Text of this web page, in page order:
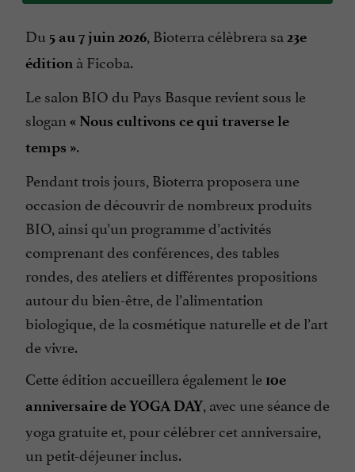
Du 5 au 7 juin 2026, Bioterra célèbrera sa 23e
édition à Ficoba.
Le salon BIO du Pays Basque revient sous le
slogan « Nous cultivons ce qui traverse le
temps ».
Pendant trois jours, Bioterra proposera une
occasion de découvrir de nombreux produits
BIO, ainsi qu’un programme d’activités
comprenant des conférences, des tables
rondes, des ateliers et différentes propositions
autour du bien-être, de l’alimentation
biologique, de la cosmétique naturelle et de l’art
de vivre.
Cette édition accueillera également le 10e
anniversaire de YOGA DAY, avec une séance de
yoga gratuite et, pour célébrer cet anniversaire,
un petit-déjeuner inclus.